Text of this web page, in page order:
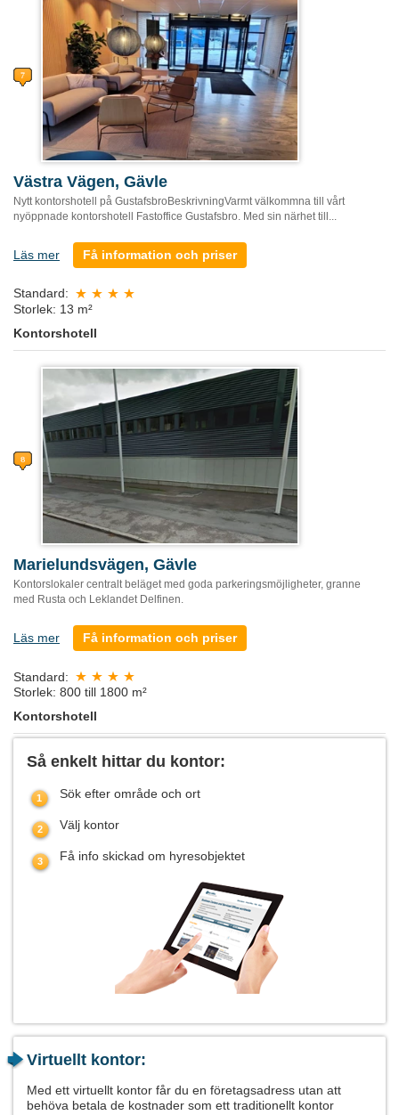
Västra Vägen, Gävle
Nytt kontorshotell på GustafsbroBeskrivningVarmt välkommna till vårt
nyöppnade kontorshotell Fastoffice Gustafsbro. Med sin närhet till...
Läs mer Få information och priser
Standard:
Storlek: 13 m²
Kontorshotell
Marielundsvägen, Gävle
Kontorslokaler centralt beläget med goda parkeringsmöjligheter, granne
med Rusta och Leklandet Delfinen.
Läs mer Få information och priser
Standard:
Storlek: 800 till 1800 m²
Kontorshotell
Så enkelt hittar du kontor:
Sök efter område och ort
Välj kontor
Få info skickad om hyresobjektet
Virtuellt kontor:
Med ett virtuellt kontor får du en företagsadress utan att
behöva betala de kostnader som ett traditionellt kontor